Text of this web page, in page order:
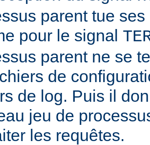
parent tue
pour le signal
parent ne se
de
de log. Puis il
jeu de
les requêtes.